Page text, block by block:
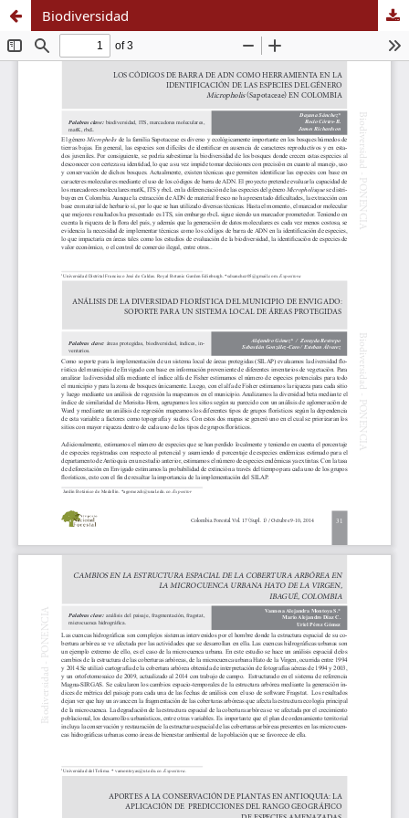
Biodiversidad